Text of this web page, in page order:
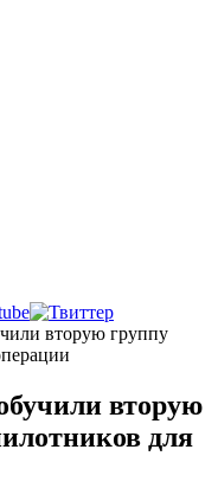
вторую группу
вторую
для